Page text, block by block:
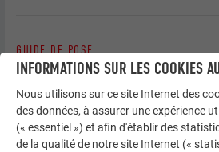
JOINT DEBOUT / PREFALZ
GUIDE DE POSE
Informations
INFORMATIONS SUR LES COOKIES
Nous utilisons sur ce site Internet des
des données, à assurer une expérience
(« essentiel ») et afin d'établir des
de la qualité de notre site Internet («